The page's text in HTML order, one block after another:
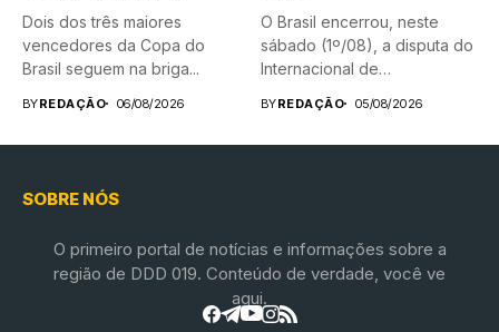
Dois dos três maiores
vencedores da Copa do
Brasil seguem na briga...
BYREDAÇÃO 06/08/2026
O Brasil encerrou, neste
sábado (1º/08), a disputa do
Internacional de
BYREDAÇÃO 05/08/2026
SOBRE NÓS
O primeiro portal de notícias e informações sobre a
região de DDD 019. Conteúdo de verdade, você ve
aqui.